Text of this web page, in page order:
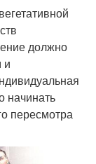
должно
и
начинать
пересмотра